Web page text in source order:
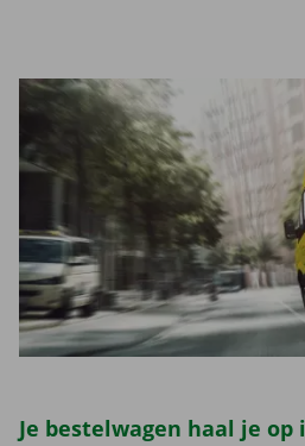
Je bestelwagen haal je op